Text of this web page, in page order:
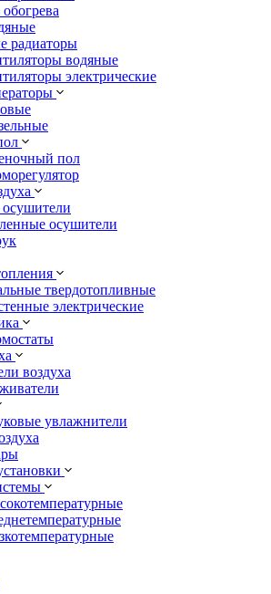
обогрева
радиаторы
водяные
электрические
пол
осушители
твердотопливные
электрические
воздуха
увлажнители